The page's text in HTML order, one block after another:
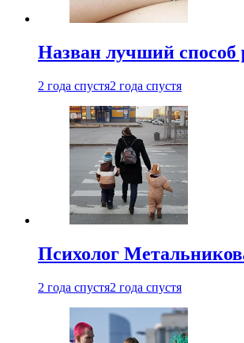
Назван лучший способ
2 года спустя2 года спустя
Психолог
2 года спустя2 года спустя